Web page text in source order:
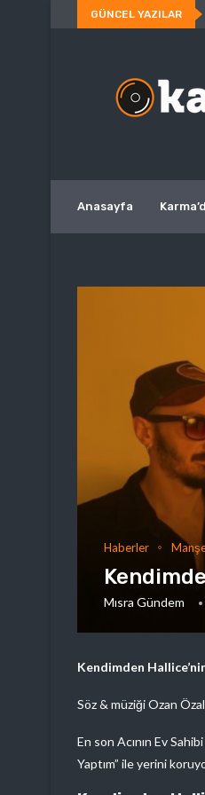
GÜNCEL YAZILAR
Anasayfa
Haberler
Mısra Gündem
Kendimden
Söz & müziği Ozan
En son Acının Ev
Yaptım” ile yerini